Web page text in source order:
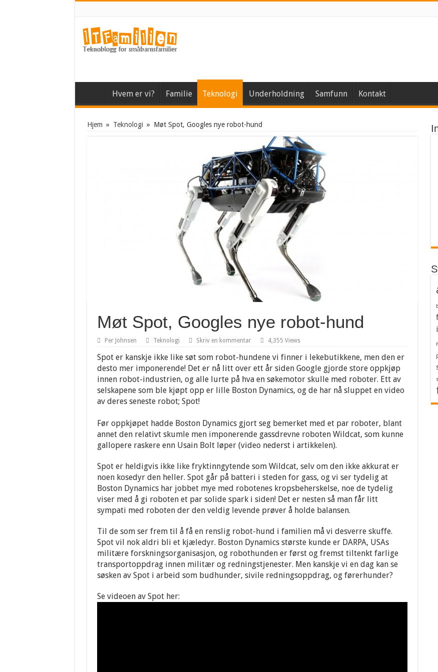
Hvem er vi? Familie Teknologi Underholdning Samfunn Kontakt
Hjem » Teknologi » Møt Spot, Googles nye robot-hund
Møt Spot, Googles nye robot-hund
Per Johnsen Teknologi Skriv en kommentar 4,355 Views
Spot er kanskje ikke like søt som robot-hundene vi finner i lekebutikkene, men den er
desto mer imponerende! Det er nå litt over ett år siden Google gjorde store oppkjøp
innen robot-industrien, og alle lurte på hva en søkemotor skulle med roboter. Ett av
selskapene som ble kjøpt opp er lille Boston Dynamics, og de har nå sluppet en video
av deres seneste robot; Spot!
Før oppkjøpet hadde Boston Dynamics gjort seg bemerket med et par roboter, blant
annet den relativt skumle men imponerende gassdrevne roboten Wildcat, som kunne
gallopere raskere enn Usain Bolt løper (video nederst i artikkelen).
Spot er heldigvis ikke like fryktinngytende som Wildcat, selv om den ikke akkurat er
noen kosedyr den heller. Spot går på batteri i steden for gass, og vi ser tydelig at
Boston Dynamics har jobbet mye med robotenes kropsbeherskelse, noe de tydelig
viser med å gi roboten et par solide spark i siden! Det er nesten så man får litt
sympati med roboten der den veldig levende prøver å holde balansen.
Til de som ser frem til å få en renslig robot-hund i familien må vi desverre skuffe.
Spot vil nok aldri bli et kjæledyr. Boston Dynamics største kunde er DARPA, USAs
militære forskningsorganisasjon, og robothunden er først og fremst tiltenkt farlige
transportoppdrag innen militær og redningstjenester. Men kanskje vi en dag kan se
søsken av Spot i arbeid som budhunder, sivile redningsoppdrag, og førerhunder?
Se videoen av Spot her: